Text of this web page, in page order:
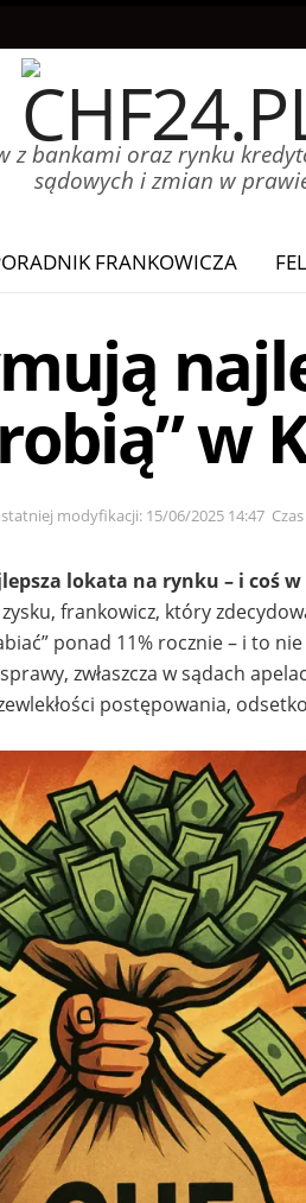
bankami oraz rynku
sądowych i zmian w
FRANKOWICZA
w
modyfikacji: 15/06/2025 14:47
lokata na rynku – i coś
frankowicz, który
ponad 11% rocznie – i to
zwłaszcza w sądach
postępowania,